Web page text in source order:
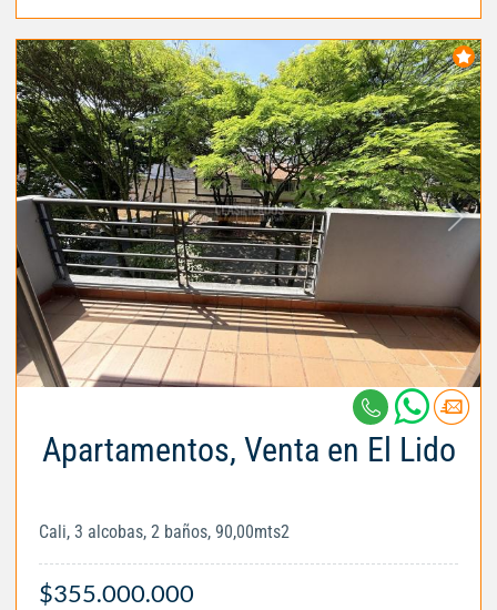
Apartamentos, Venta en El Lido
Cali, 3 alcobas, 2 baños, 90,00mts2
$355.000.000